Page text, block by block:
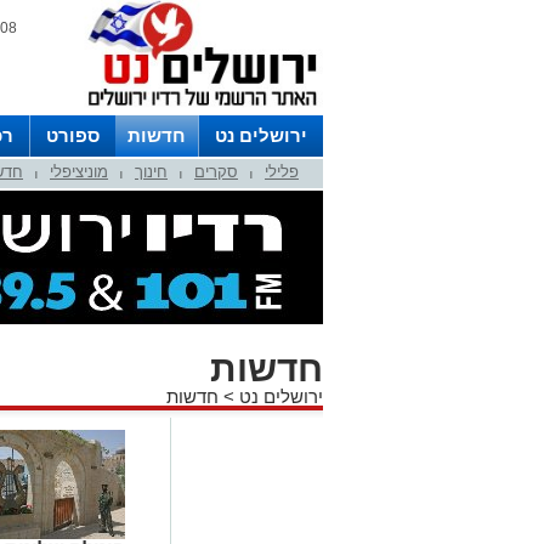
08 אוגוסט 2026 / 07:01
ירושלים נט חדשות ספורט
לפרסום ברדיו צרו קשר
לוח פלילי סקרים חינוך מוניציפלי
חדשות
ירושלים נט > חדשות